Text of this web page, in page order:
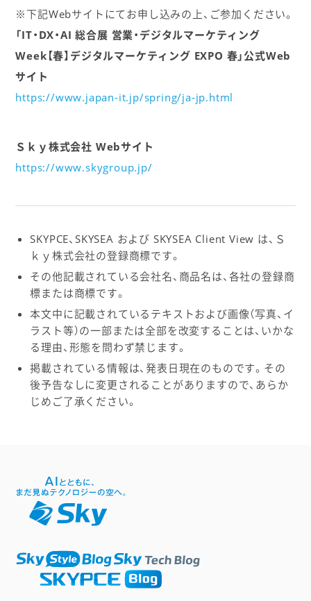
※下記Webサイトにてお申し込みの上、ご参加ください。
「IT・DX・AI 総合展 営業・デジタルマーケティング
Week【春】デジタルマーケティング EXPO 春」公式Web
サイト
https://www.japan-it.jp/spring/ja-jp.html
Ｓｋｙ株式会社 Webサイト
https://www.skygroup.jp/
SKYPCE、SKYSEA および SKYSEA Client View は、Ｓ
ｋｙ株式会社の登録商標です。
その他記載されている会社名、商品名は、各社の登録商
標または商標です。
本文中に記載されているテキストおよび画像（写真、イ
ラスト等）の一部または全部を改変することは、いかな
る理由、形態を問わず禁じます。
掲載されている情報は、発表日現在のものです。その
後予告なしに変更されることがありますので、あらか
じめご了承ください。